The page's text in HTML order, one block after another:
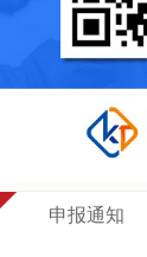
申报通知